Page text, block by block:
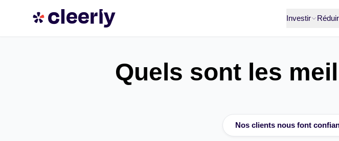
Investir
Quels sont les
Nos clients nous font